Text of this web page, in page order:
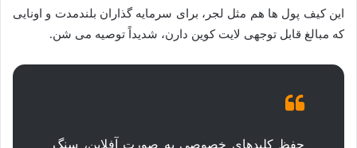
این کیف پول ها هم مثل لجر، برای سرمایه گذاران بلندمدت و اونایی
که مبالغ قابل توجهی لایت کوین دارن، شدیداً توصیه می شن.
حفظ کلیدهای خصوصی به صورت آفلاین، سنگ